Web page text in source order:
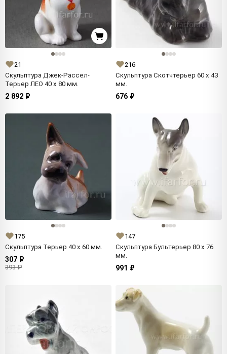
21
Скульптура Джек-Рассел-
Терьер ЛЕО 40 x 80 мм.
2 892 ₽
216
Скульптура Скотчтерьер 60 x 43
мм.
676 ₽
175
Скульптура Терьер 40 x 60 мм.
307 ₽
393 ₽
147
Скульптура Бультерьер 80 x 76
мм.
991 ₽